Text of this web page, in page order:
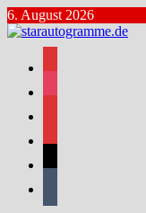
Zum
Inhalt
springen
6. August 2026